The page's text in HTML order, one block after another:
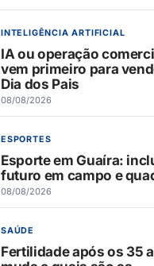
INTELIGÊNCIA ARTIFICIAL
IA ou operação
vem primeiro para
Dia dos Pais
08/08/2026
ESPORTES
Esporte em Guaíra:
futuro em campo e
08/08/2026
SAÚDE
Fertilidade após os 35